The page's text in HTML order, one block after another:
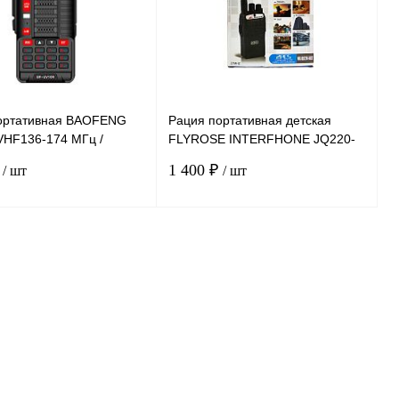
BAOFENG
174 МГц /
/ шт
Рация портативная детская
FLYROSE INTERFHONE JQ220-
метров, 2 штуки
1 400 ₽/ шт